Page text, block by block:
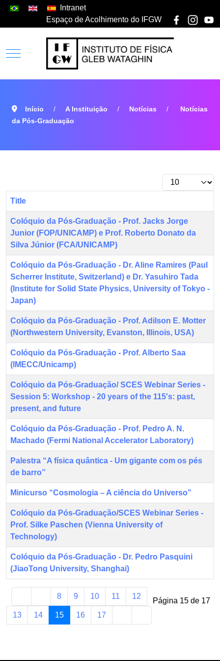
Intranet
Espaço de Acolhimento do IFGW
Início A Instituição Notícias
Notícias
da Pós-Graduação
Title
Colóquio da Pós-Graduação - Prof. Jacks Jorge
Junior (FOP/UNICAMP) e Prof. Roberto Donato da
Silva Júnior (FCA/UNICAMP)
Colóquio da Pós-Graduação - Dr. Aline Ramires (Paul
Scherrer Institute, Switzerland) e Dr. Yasuhiro Tada
(Institute for Solid State Physics, University of Tokyo -
Japan)
Colóquio da Pós-Graduação - Prof. Adilson E. Motter
(Northwestern University, Evanston, Illinois, USA)
Colóquio da Pós-Graduação - Prof. Alberto Saa
(IMECC/Unicamp)
Colóquio da Pós-Graduação/ SCES Webinar Series -
Session 5: Workshop - 20 years of the 115's: past,
present, and future
Colóquio da Pós-Graduação - Prof. Pedro A. N.
Machado (Fermi National Accelerator Laboratory)
Palestra “A física quântica - Um gigante com os pés
de barro”
Minicurso “Cosmologia – A ciência do Universo”
Colóquio da Pós-Graduação/SCES Webinar Series -
Prof. Silke Paschen (Vienna University of
Technology)
Colóquio da Pós-Graduação - Dr. Pedro Pasquini
(JiaoTong University, Shanghai)
Página 15 de 17
8 9 10 11 12
13 14 15 16 17